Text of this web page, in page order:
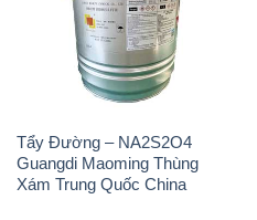
Tẩy Đường – NA2S2O4
Guangdi Maoming Thùng
Xám Trung Quốc China